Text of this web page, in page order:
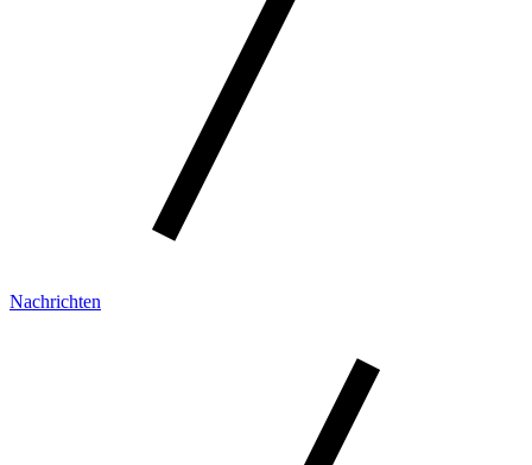
Nachrichten